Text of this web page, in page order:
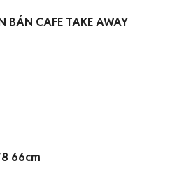
BÁN CAFE TAKE AWAY
66cm